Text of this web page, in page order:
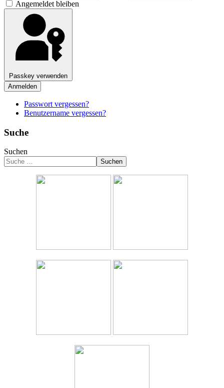
Angemeldet bleiben
Passkey verwenden
Anmelden
Passwort vergessen?
Benutzername vergessen?
Suche
Suchen
Suchen